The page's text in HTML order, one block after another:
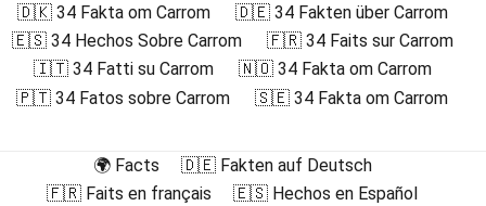
🇩🇰 34 Fakta om Carrom
🇩🇪 34 Fakten über Carrom
🇪🇸 34 Hechos Sobre Carrom
🇫🇷 34 Faits sur Carrom
🇮🇹 34 Fatti su Carrom
🇳🇴 34 Fakta om Carrom
🇵🇹 34 Fatos sobre Carrom
🇸🇪 34 Fakta om Carrom
🌍 Facts
🇩🇪 Fakten auf Deutsch
🇫🇷 Faits en français
🇪🇸 Hechos en Español